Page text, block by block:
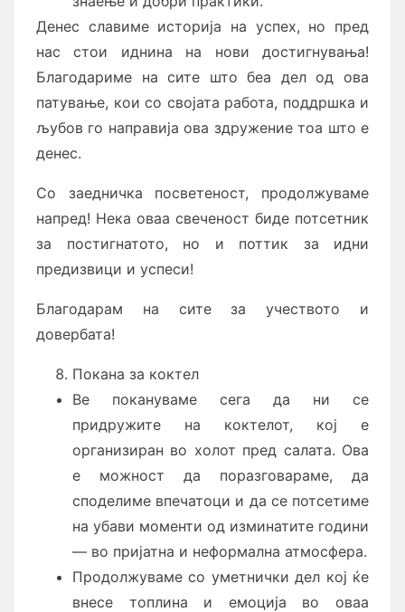
Денес славиме историја на успех, но пред
нас стои иднина на нови достигнувања!
Благодариме на сите што беа дел од ова
патување, кои со својата работа, поддршка и
љубов го направија ова здружение тоа што е
денес.
Со заедничка посветеност, продолжуваме
напред! Нека оваа свеченост биде потсетник
за постигнатото, но и поттик за идни
предизвици и успеси!
Благодарам на сите за учеството и
довербата!
Покана за коктел
Ве покануваме сега да ни се
придружите на коктелот, кој е
организиран во холот пред салата. Ова
е можност да поразговараме, да
споделиме впечатоци и да се потсетиме
на убави моменти од изминатите години
— во пријатна и неформална атмосфера.
Продолжуваме со уметнички дел кој ќе
внесе топлина и емоција во оваа